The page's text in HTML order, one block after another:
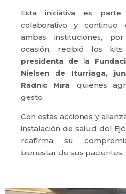
Esta iniciativa es
colaborativo y continuo
ambas instituciones,
ocasión, recibió los
presidenta de la
Nielsen de Iturriaga,
Radnic Mira, quienes
gesto.
Con estas acciones y
instalación de salud del
reafirma su
bienestar de sus pacientes.